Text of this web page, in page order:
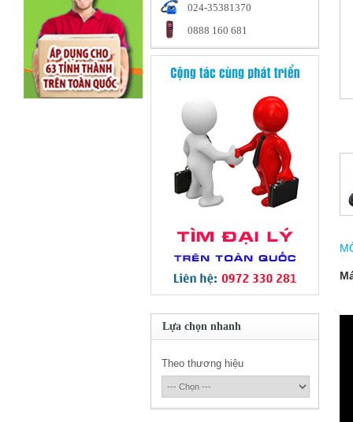
024-35381370
0888 160 681
Lựa chọn nhanh
Theo thương hiệu